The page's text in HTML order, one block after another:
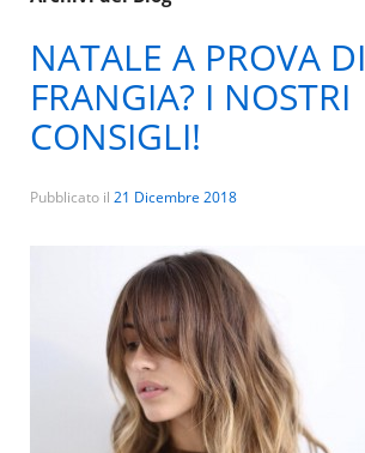
NATALE A PROVA DI
FRANGIA? I NOSTRI
CONSIGLI!
Pubblicato il 21 Dicembre 2018